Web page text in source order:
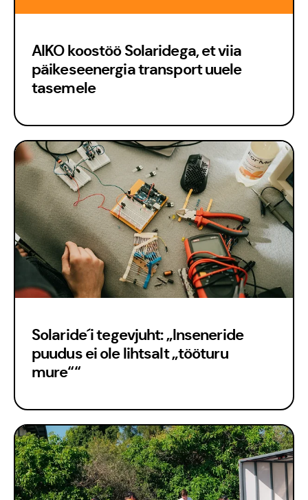
Eng
AIKO koostöö Solaridega, et viia
päikeseenergia transport uuele
tasemele
Solaride´i tegevjuht: „Inseneride
puudus ei ole lihtsalt „tööturu
mure““